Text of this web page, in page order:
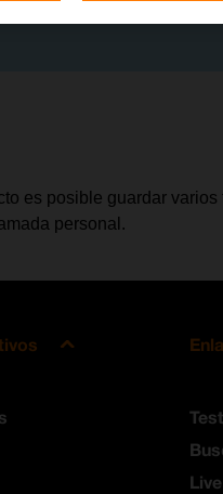
es posible guardar
personal.